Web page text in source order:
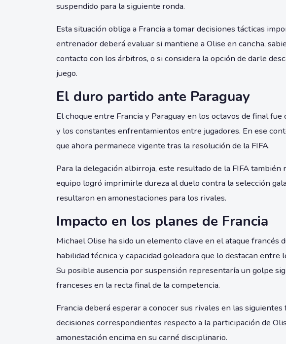
suspendido para la siguiente ronda.
Esta situación obliga a Francia a tomar decisiones tácticas
entrenador deberá evaluar si mantiene a Olise en cancha,
contacto con los árbitros, o si considera la opción de darle
juego.
El duro partido ante Paraguay
El choque entre Francia y Paraguay en los octavos de final
y los constantes enfrentamientos entre jugadores. En ese
que ahora permanece vigente tras la resolución de la FIFA.
Para la delegación albirroja, este resultado de la FIFA
equipo logró imprimirle dureza al duelo contra la selección
resultaron en amonestaciones para los rivales.
Impacto en los planes de Francia
Michael Olise ha sido un elemento clave en el ataque francés
habilidad técnica y capacidad goleadora que lo destacan
Su posible ausencia por suspensión representaría un golpe
franceses en la recta final de la competencia.
Francia deberá esperar a conocer sus rivales en las siguientes
decisiones correspondientes respecto a la participación de
amonestación encima en su carné disciplinario.